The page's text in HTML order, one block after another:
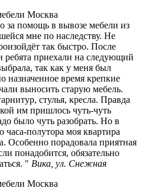
за помощь в вывозе мебели из
мне по наследству. Не
так быстро. После
ребята приехали на следующий
так как у меня был
назначенное время крепкие
выносить старую мебель.
стулья, кресла. Правда
им пришлось чуть-чуть
было чуть разобрать. Но в
часа-полутора моя квартира
Особенно порадовала приятная
понадобится, обязательно
Вика, ул. Снежная